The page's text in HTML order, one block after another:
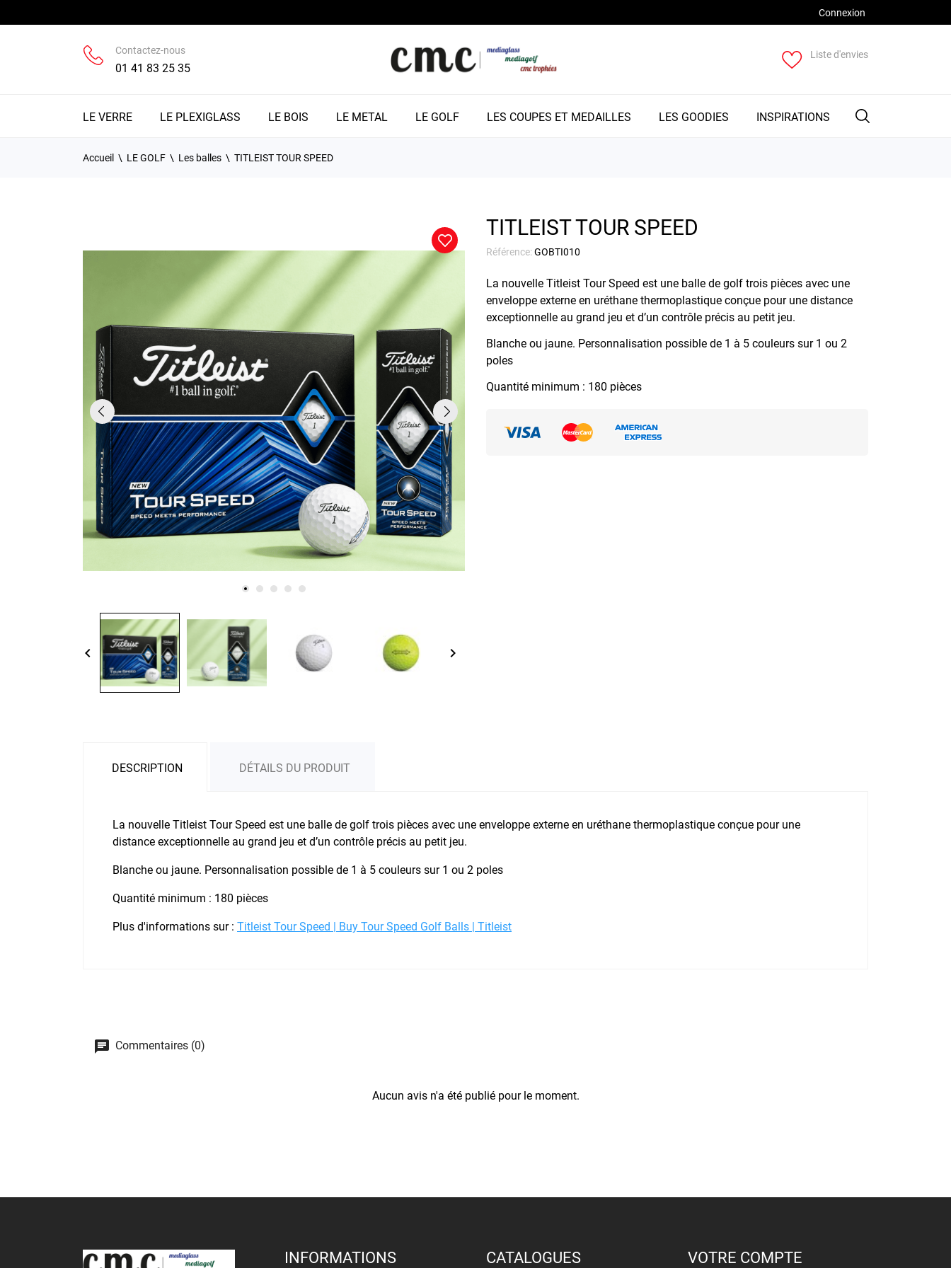
Connexion
Contactez-nous
01 41 83 25 35
Liste d'envies
LE VERRE LE PLEXIGLASS LE BOIS LE METAL LE GOLF LES COUPES ET MEDAILLES LES GOODIES INSPIRATIONS
Accueil LE GOLF Les balles TITLEIST TOUR SPEED
keyboard_arrow_left keyboard_arrow_right
TITLEIST TOUR SPEED
Référence:GOBTI010
La nouvelle Titleist Tour Speed est une balle de golf trois pièces avec une
enveloppe externe en uréthane thermoplastique conçue pour une distance
exceptionnelle au grand jeu et d’un contrôle précis au petit jeu.
Blanche ou jaune. Personnalisation possible de 1 à 5 couleurs sur 1 ou 2
poles
Quantité minimum : 180 pièces
DESCRIPTION DÉTAILS DU PRODUIT
La nouvelle Titleist Tour Speed est une balle de golf trois pièces avec une enveloppe externe en uréthane thermoplastique conçue pour une
distance exceptionnelle au grand jeu et d’un contrôle précis au petit jeu.
Blanche ou jaune. Personnalisation possible de 1 à 5 couleurs sur 1 ou 2 poles
Quantité minimum : 180 pièces
Plus d'informations sur : Titleist Tour Speed | Buy Tour Speed Golf Balls | Titleist
Commentaires (0)
Aucun avis n'a été publié pour le moment.
INFORMATIONS CATALOGUES VOTRE COMPTE